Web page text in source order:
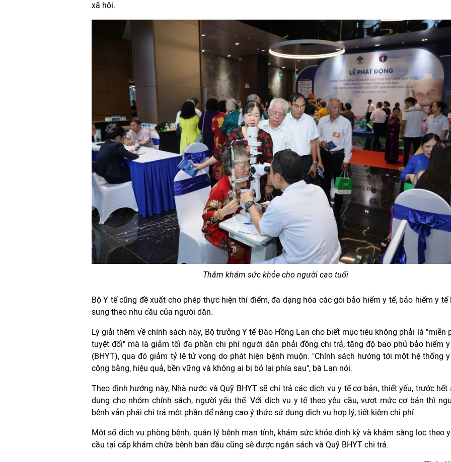
xã hội.
Thăm khám sức khỏe cho người cao tuổi
Bộ Y tế cũng đề xuất cho phép thực hiện thí điểm, đa dạng hóa các gói bảo hiểm y tế, bảo hiểm y tế
sung theo nhu cầu của người dân.
Lý giải thêm về chính sách này, Bộ trưởng Y tế Đào Hồng Lan cho biết mục tiêu không phải là "miễn
tuyệt đối" mà là giảm tối đa phần chi phí người dân phải đồng chi trả, tăng độ bao phủ bảo hiểm
(BHYT), qua đó giảm tỷ lệ tử vong do phát hiện bệnh muộn. "Chính sách hướng tới một hệ thống
công bằng, hiệu quả, bền vững và không ai bị bỏ lại phía sau", bà Lan nói.
Theo định hướng này, Nhà nước và Quỹ BHYT sẽ chi trả các dịch vụ y tế cơ bản, thiết yếu, trước hết
dụng cho nhóm chính sách, người yếu thế. Với dịch vụ y tế theo yêu cầu, vượt mức cơ bản thì
bệnh vẫn phải chi trả một phần để nâng cao ý thức sử dụng dịch vụ hợp lý, tiết kiệm chi phí.
Một số dịch vụ phòng bệnh, quản lý bệnh mạn tính, khám sức khỏe định kỳ và khám sàng lọc theo
cầu tại cấp khám chữa bệnh ban đầu cũng sẽ được ngân sách và Quỹ BHYT chi trả.